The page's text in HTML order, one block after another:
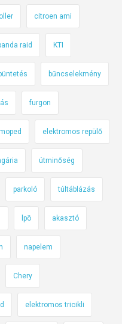
citroen ami
raid KTI
büntetés bűncselekmény
furgon
elektromos repülő
útminőség
parkoló túltáblázás
lpö akasztó
napelem
Chery
elektromos tricikli